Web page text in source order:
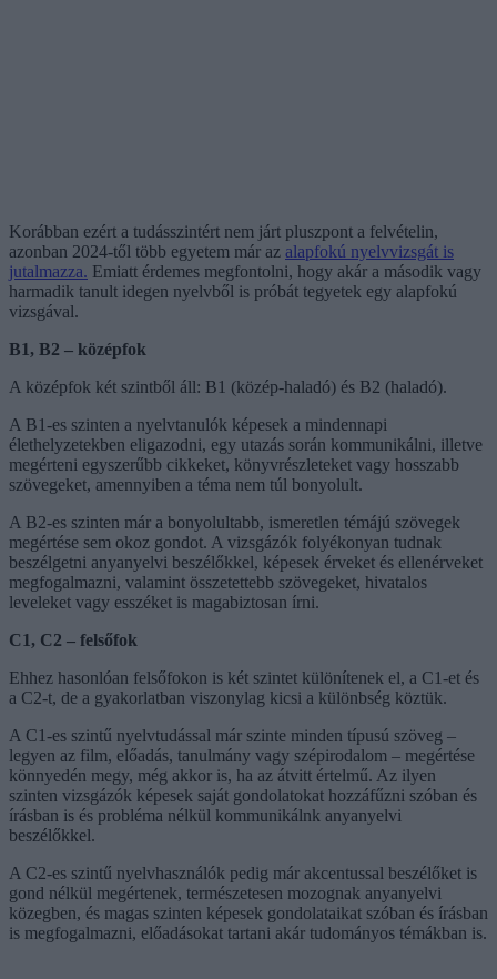
Korábban ezért a tudásszintért nem járt pluszpont a felvételin,
azonban 2024-től több egyetem már az alapfokú nyelvvizsgát is
jutalmazza. Emiatt érdemes megfontolni, hogy akár a második vagy
harmadik tanult idegen nyelvből is próbát tegyetek egy alapfokú
vizsgával.
B1, B2 – középfok
A középfok két szintből áll: B1 (közép-haladó) és B2 (haladó).
A B1-es szinten a nyelvtanulók képesek a mindennapi
élethelyzetekben eligazodni, egy utazás során kommunikálni, illetve
megérteni egyszerűbb cikkeket, könyvrészleteket vagy hosszabb
szövegeket, amennyiben a téma nem túl bonyolult.
A B2-es szinten már a bonyolultabb, ismeretlen témájú szövegek
megértése sem okoz gondot. A vizsgázók folyékonyan tudnak
beszélgetni anyanyelvi beszélőkkel, képesek érveket és ellenérveket
megfogalmazni, valamint összetettebb szövegeket, hivatalos
leveleket vagy esszéket is magabiztosan írni.
C1, C2 – felsőfok
Ehhez hasonlóan felsőfokon is két szintet különítenek el, a C1-et és
a C2-t, de a gyakorlatban viszonylag kicsi a különbség köztük.
A C1-es szintű nyelvtudással már szinte minden típusú szöveg –
legyen az film, előadás, tanulmány vagy szépirodalom – megértése
könnyedén megy, még akkor is, ha az átvitt értelmű. Az ilyen
szinten vizsgázók képesek saját gondolatokat hozzáfűzni szóban és
írásban is és probléma nélkül kommunikálnk anyanyelvi
beszélőkkel.
A C2-es szintű nyelvhasználók pedig már akcentussal beszélőket is
gond nélkül megértenek, természetesen mozognak anyanyelvi
közegben, és magas szinten képesek gondolataikat szóban és írásban
is megfogalmazni, előadásokat tartani akár tudományos témákban is.